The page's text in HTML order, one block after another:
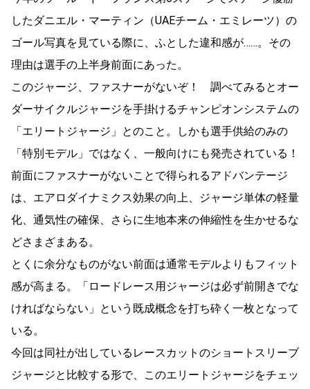
したダニエル・マーティン（UAEチーム・エミレーツ）の
ゴール写真を見ている際に、ふとした違和感が……。その
理由は選手の上半身前面にあった。
このジャージ、ファスナーがないぞ！ 調べてみるとオー
ダーサイクルジャージを手掛けるチャンピオンシステムの
「エリートジャージ」とのこと。しかも選手供給のみの
「特別モデル」ではなく、一般向けにも発売されている！
前面にファスナーがないことで得られるアドバンテージ
は、エアロダイナミクス効果の向上、ジャージ単体の軽量
化、通気性の確保、さらに生地本来の伸縮性を生かせるな
どさまざまある。
とくに余分なものがない前面は通常モデルよりもフィット
感が高まる。「ロードレース用ジャージは必ず前開きでな
ければならない」という既成概念を打ち砕く一枚となって
いる。
今回は同社が出しているレースカットのショートスリーブ
ジャージと比較する形で、このエリートジャージをチェッ